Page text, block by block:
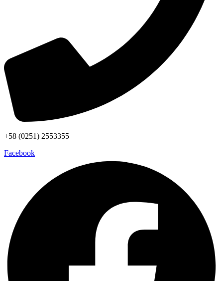
+58 (0251) 2553355
Facebook